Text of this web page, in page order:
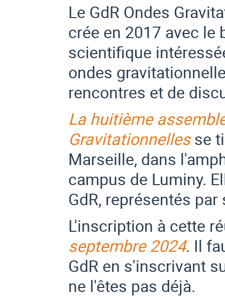
Le GdR Ondes
crée en 2017 avec
scientifique
ondes
rencontres et de
La huitième
Gravitationnellesse
Marseille, dans
campus de Luminy.
GdR, représentés
L'inscription à cette
septembre 2024. Il
GdR en s'inscrivant
ne l'êtes pas déjà.